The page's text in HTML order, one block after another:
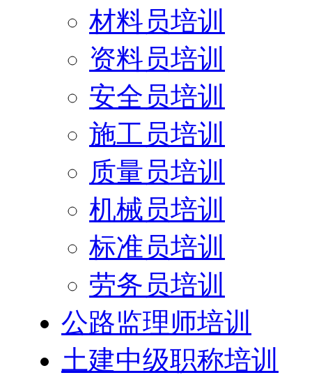
材料员培训
资料员培训
安全员培训
施工员培训
质量员培训
机械员培训
标准员培训
劳务员培训
公路监理师培训
土建中级职称培训